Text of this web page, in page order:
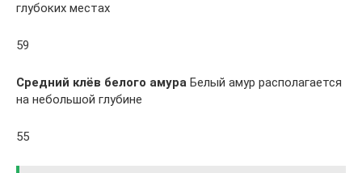
глубоких местах
59
Средний клёв белого амура Белый амур располагается
на небольшой глубине
55